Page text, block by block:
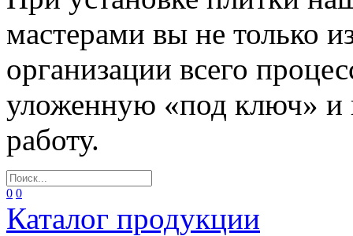
мастерами вы не только
организации всего
уложенную «под ключ» и
работу.
0 0
Каталог продукции